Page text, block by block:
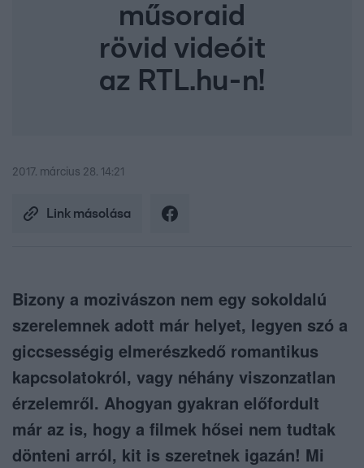
műsoraid
rövid videóit
az RTL.hu-n!
2017. március 28. 14:21
Link másolása
Bizony a mozivászon nem egy sokoldalú
szerelemnek adott már helyet, legyen szó a
giccsességig elmerészkedő romantikus
kapcsolatokról, vagy néhány viszonzatlan
érzelemről. Ahogyan gyakran előfordult
már az is, hogy a filmek hősei nem tudtak
dönteni arról, kit is szeretnek igazán! Mi